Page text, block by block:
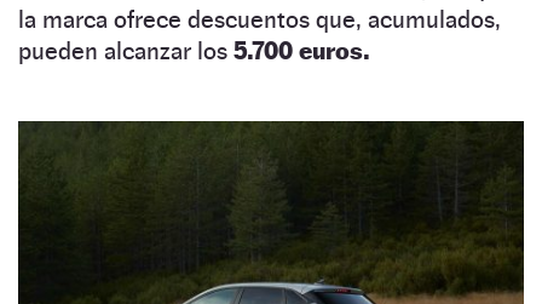
la marca ofrece descuentos que, acumulados,
pueden alcanzar los 5.700 euros.